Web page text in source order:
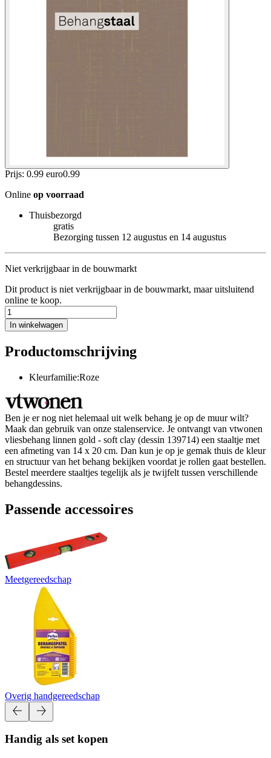
Prijs: 0.99 euro0.99
Online op voorraad
Thuisbezorgd
gratis
Bezorging tussen 12 augustus en 14 augustus
Niet verkrijgbaar in de bouwmarkt
Dit product is niet verkrijgbaar in de bouwmarkt, maar uitsluitend
online te koop.
In winkelwagen
Productomschrijving
Kleurfamilie:Roze
Ben je er nog niet helemaal uit welk behang je op de muur wilt?
Maak dan gebruik van onze stalenservice. Je ontvangt van vtwonen
vliesbehang linnen gold - soft clay (dessin 139714) een staaltje met
een afmeting van 14 x 20 cm. Dan kun je op je gemak thuis de kleur
en structuur van het behang bekijken voordat je rollen gaat bestellen.
Bestel meerdere staaltjes tegelijk als je twijfelt tussen verschillende
behangdessins.
Passende accessoires
Meetgereedschap
Overig handgereedschap
Handig als set kopen